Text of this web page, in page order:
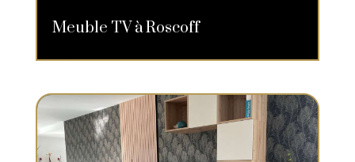
Meuble TV à Roscoff